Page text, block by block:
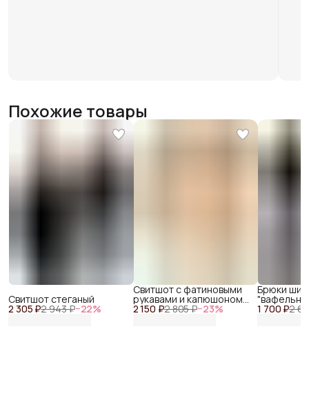
Похожие товары
2 305 ₽2 943 ₽−22%
Свитшот стеганый
2 150 ₽2 805 ₽−23%
Свитшот с фатиновыми
рукавами и капюшоном
"звезды" 1 700 ₽2
Брюки